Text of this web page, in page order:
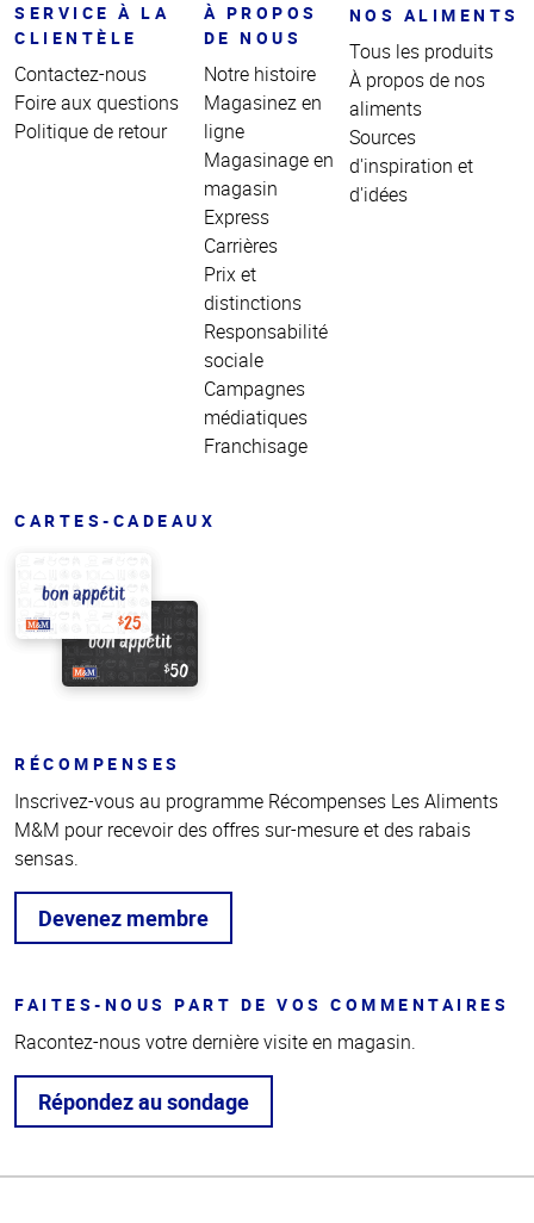
SERVICE À LA
CLIENTÈLE
Contactez-nous
Foire aux questions
Politique de retour
À PROPOS
DE NOUS
Notre histoire
Magasinez en
ligne
Magasinage en
magasin
Express
Carrières
Prix et
distinctions
Responsabilité
sociale
Campagnes
médiatiques
Franchisage
NOS ALIMENTS
Tous les produits
À propos de nos
aliments
Sources
d'inspiration et
d'idées
CARTES-CADEAUX
RÉCOMPENSES
Inscrivez-vous au programme Récompenses Les Aliments
M&M pour recevoir des offres sur-mesure et des rabais
sensas.
Devenez membre
FAITES-NOUS PART DE VOS COMMENTAIRES
Racontez-nous votre dernière visite en magasin.
Répondez au sondage